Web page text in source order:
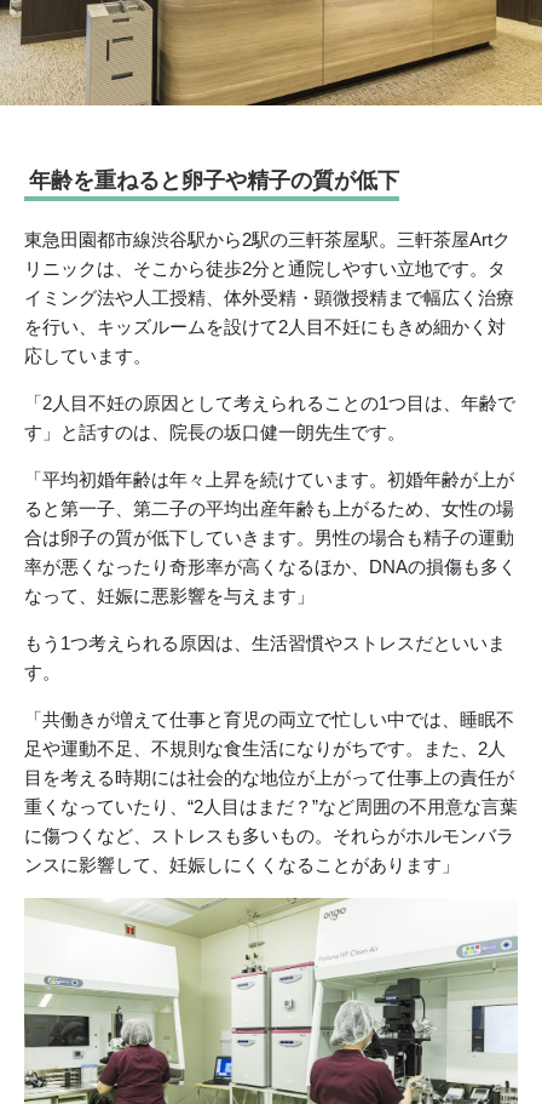
年齢を重ねると卵子や精子の質が低下
東急田園都市線渋谷駅から2駅の三軒茶屋駅。三軒茶屋Artク
リニックは、そこから徒歩2分と通院しやすい立地です。タ
イミング法や人工授精、体外受精・顕微授精まで幅広く治療
を行い、キッズルームを設けて2人目不妊にもきめ細かく対
応しています。
「2人目不妊の原因として考えられることの1つ目は、年齢で
す」と話すのは、院長の坂口健一朗先生です。
「平均初婚年齢は年々上昇を続けています。初婚年齢が上が
ると第一子、第二子の平均出産年齢も上がるため、女性の場
合は卵子の質が低下していきます。男性の場合も精子の運動
率が悪くなったり奇形率が高くなるほか、DNAの損傷も多く
なって、妊娠に悪影響を与えます」
もう1つ考えられる原因は、生活習慣やストレスだといいま
す。
「共働きが増えて仕事と育児の両立で忙しい中では、睡眠不
足や運動不足、不規則な食生活になりがちです。また、2人
目を考える時期には社会的な地位が上がって仕事上の責任が
重くなっていたり、“2人目はまだ？”など周囲の不用意な言葉
に傷つくなど、ストレスも多いもの。それらがホルモンバラ
ンスに影響して、妊娠しにくくなることがあります」